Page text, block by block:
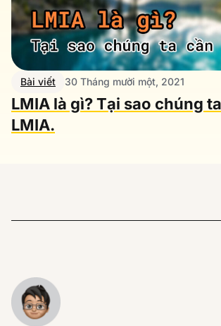
Bài viết 30 Tháng mười một, 2021
LMIA là gì? Tại sao chúng
LMIA.